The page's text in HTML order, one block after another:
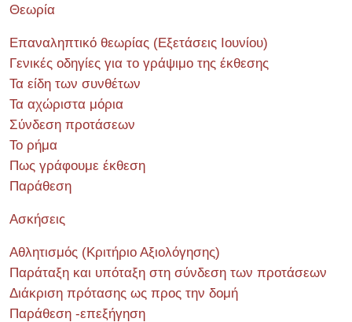
Θεωρία
Επαναληπτικό θεωρίας (Εξετάσεις Ιουνίου)
Γενικές οδηγίες για το γράψιμο της έκθεσης
Τα είδη των συνθέτων
Τα αχώριστα μόρια
Σύνδεση προτάσεων
Το ρήμα
Πως γράφουμε έκθεση
Παράθεση
Ασκήσεις
Αθλητισμός (Κριτήριο Αξιολόγησης)
Παράταξη και υπόταξη στη σύνδεση των προτάσεων
Διάκριση πρότασης ως προς την δομή
Παράθεση -επεξήγηση